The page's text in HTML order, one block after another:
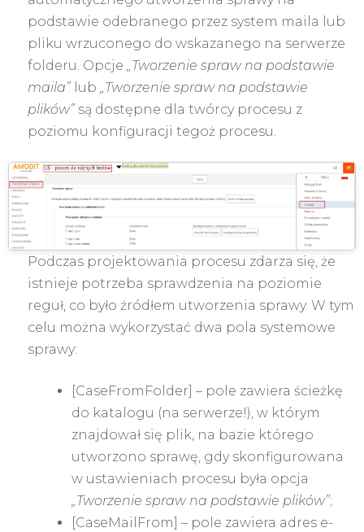
podstawie odebranego przez system maila lub
pliku wrzuconego do wskazanego na serwerze
folderu. Opcje „Tworzenie spraw na podstawie
maila” lub „Tworzenie spraw na podstawie
plików” są dostępne dla twórcy procesu z
poziomu konfiguracji tegoż procesu.
Podczas projektowania procesu zdarza się, że
istnieje potrzeba sprawdzenia na poziomie
reguł, co było źródłem utworzenia sprawy. W tym
celu można wykorzystać dwa pola systemowe
sprawy:
[CaseFromFolder] – pole zawiera ścieżkę
do katalogu (na serwerze!), w którym
znajdował się plik, na bazie którego
utworzono sprawę, gdy skonfigurowana
w ustawieniach procesu była opcja
„Tworzenie spraw na podstawie plików”;
[CaseMailFrom] – pole zawiera adres e-